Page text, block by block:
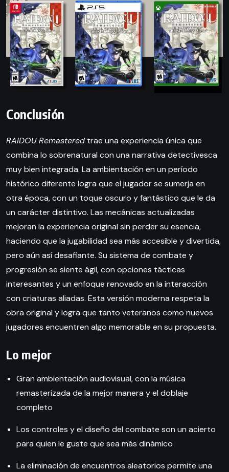
Conclusión
RAIDOU Remastered trae una experiencia única que
combina lo sobrenatural con una narrativa detectivesca
muy bien integrada. La ambientación en un período
histórico diferente logra que el jugador se sumerja en
otra época, con un toque oscuro y fantástico que le da
un carácter distintivo. Las mecánicas actualizadas
mejoran la experiencia original sin perder su esencia,
haciendo que la jugabilidad sea más accesible y divertida,
pero aún así desafiante. Su sistema de combate y
progresión se siente ágil, con opciones tácticas
interesantes y un enfoque renovado en la interacción
con criaturas aliadas. Esta versión moderna respeta la
obra original y logra que tanto veteranos como nuevos
jugadores encuentren algo memorable en su propuesta.
Lo mejor
Gran ambientación audiovisual, con la música
remasterizada de la mejor manera y el doblaje
completo
Los controles y el diseño del combate son un acierto
para quien le guste que sea más dinámico
La eliminación de encuentros aleatorios permite una